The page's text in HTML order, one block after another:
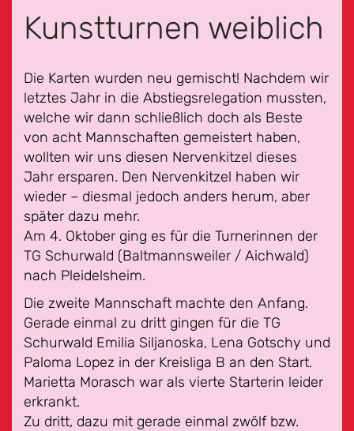
Kunstturnen weiblich
Die Karten wurden neu gemischt! Nachdem wir
letztes Jahr in die Abstiegsrelegation mussten,
welche wir dann schließlich doch als Beste
von acht Mannschaften gemeistert haben,
wollten wir uns diesen Nervenkitzel dieses
Jahr ersparen. Den Nervenkitzel haben wir
wieder – diesmal jedoch anders herum, aber
später dazu mehr.
Am 4. Oktober ging es für die Turnerinnen der
TG Schurwald (Baltmannsweiler / Aichwald)
nach Pleidelsheim.
Die zweite Mannschaft machte den Anfang.
Gerade einmal zu dritt gingen für die TG
Schurwald Emilia Siljanoska, Lena Gotschy und
Paloma Lopez in der Kreisliga B an den Start.
Marietta Morasch war als vierte Starterin leider
erkrankt.
Zu dritt, dazu mit gerade einmal zwölf bzw.